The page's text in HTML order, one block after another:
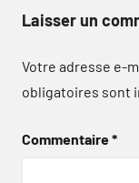
Laisser un
Votre adresse e-
obligatoires sont
Commentaire*